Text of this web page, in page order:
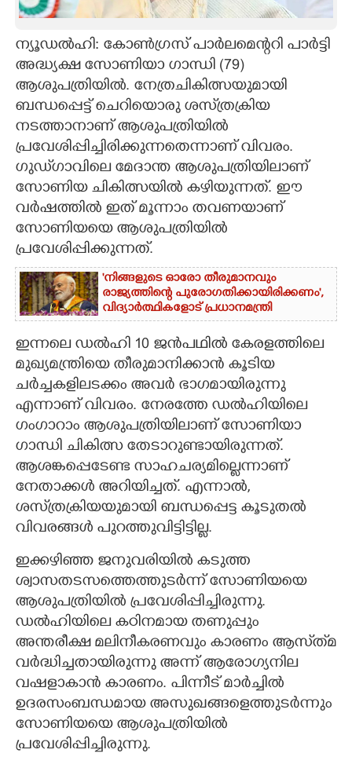
ASTRO
CARTOONS
LITERATURE
ZOOM
ന്യൂഡൽഹി: കോൺഗ്രസ് പാർലമെന്ററി പാർട്ടി
അദ്ധ്യക്ഷ സോണിയാ ഗാന്ധി (79)
ആശുപത്രിയിൽ. നേത്രചികിത്സയുമായി
ബന്ധപ്പെട്ട് ചെറിയൊരു ശസ്‌ത്രക്രിയ
നടത്താനാണ് ആശുപത്രിയിൽ
പ്രവേശിപ്പിച്ചിരിക്കുന്നതെന്നാണ് വിവരം.
ഗുഡ്‌ഗാവിലെ മേദാന്ത ആശുപത്രിയിലാണ്
സോണിയ ചികിത്സയിൽ കഴിയുന്നത്. ഈ
വർഷത്തിൽ ഇത് മൂന്നാം തവണയാണ്
സോണിയയെ ആശുപത്രിയിൽ
പ്രവേശിപ്പിക്കുന്നത്.
'നിങ്ങളുടെ ഓരോ തീരുമാനവും
രാജ്യത്തിന്റെ പുരോഗതിക്കായിരിക്കണം',​
വിദ്യാർത്ഥികളോട് പ്രധാനമന്ത്രി
ഇന്നലെ ഡൽഹി 10 ജൻപഥിൽ കേരളത്തിലെ
മുഖ്യമന്ത്രിയെ തീരുമാനിക്കാൻ കൂടിയ
ചർച്ചകളിലടക്കം അവർ ഭാഗമായിരുന്നു
എന്നാണ് വിവരം. നേരത്തേ ഡൽഹിയിലെ
ഗംഗാറാം ആശുപത്രിയിലാണ് സോണിയാ
ഗാന്ധി ചികിത്സ തേടാറുണ്ടായിരുന്നത്.
ആശങ്കപ്പെടേണ്ട സാഹചര്യമില്ലെന്നാണ്
നേതാക്കൾ അറിയിച്ചത്. എന്നാൽ,
ശസ്‌ത്രക്രിയയുമായി ബന്ധപ്പെട്ട കൂടുതൽ
വിവരങ്ങൾ പുറത്തുവിട്ടിട്ടില്ല.
ഇക്കഴിഞ്ഞ ജനുവരിയിൽ കടുത്ത
ശ്വാസതടസത്തെത്തുടർന്ന് സോണിയയെ
ആശുപത്രിയിൽ പ്രവേശിപ്പിച്ചിരുന്നു.
ഡൽഹിയിലെ കഠിനമായ തണുപ്പും
അന്തരീക്ഷ മലിനീകരണവും കാരണം ആസ്‌ത്‌മ
വർദ്ധിച്ചതായിരുന്നു അന്ന് ആരോഗ്യനില
വഷളാകാൻ കാരണം. പിന്നീട് മാർച്ചിൽ
ഉദരസംബന്ധമായ അസുഖങ്ങളെത്തുടർന്നും
സോണിയയെ ആശുപത്രിയിൽ
പ്രവേശിപ്പിച്ചിരുന്നു.